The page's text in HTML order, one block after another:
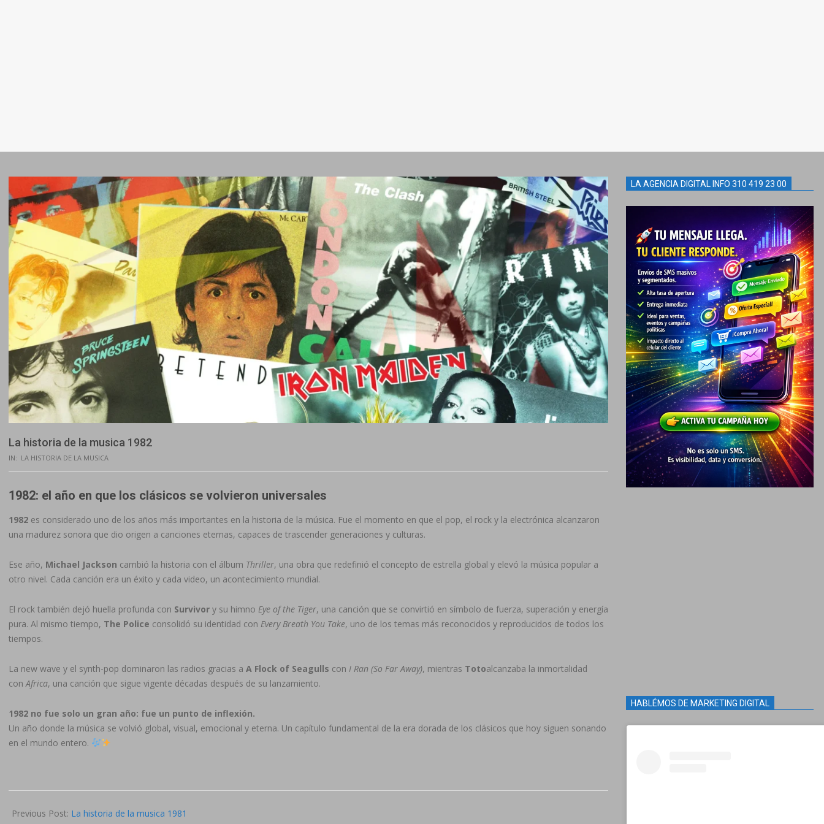
La historia de la musica 1982
IN: LA HISTORIA DE LA MUSICA
1982: el año en que los clásicos se volvieron universales
1982 es considerado uno de los años más importantes en la historia de la música. Fue el momento en que el pop, el rock y la electrónica alcanzaron
una madurez sonora que dio origen a canciones eternas, capaces de trascender generaciones y culturas.
Ese año, Michael Jackson cambió la historia con el álbum Thriller, una obra que redefinió el concepto de estrella global y elevó la música popular a
otro nivel. Cada canción era un éxito y cada video, un acontecimiento mundial.
El rock también dejó huella profunda con Survivor y su himno Eye of the Tiger, una canción que se convirtió en símbolo de fuerza, superación y energía
pura. Al mismo tiempo, The Police consolidó su identidad con Every Breath You Take, uno de los temas más reconocidos y reproducidos de todos los
tiempos.
La new wave y el synth-pop dominaron las radios gracias a A Flock of Seagulls con I Ran (So Far Away), mientras Totoalcanzaba la inmortalidad
con Africa, una canción que sigue vigente décadas después de su lanzamiento.
1982 no fue solo un gran año: fue un punto de inflexión.
Un año donde la música se volvió global, visual, emocional y eterna. Un capítulo fundamental de la era dorada de los clásicos que hoy siguen sonando
en el mundo entero.
Previous Post: La historia de la musica 1981
LA AGENCIA DIGITAL INFO 310 419 23 00
HABLÉMOS DE MARKETING DIGITAL